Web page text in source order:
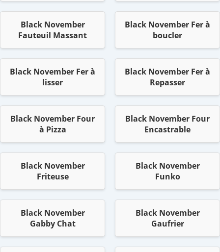
Black November
Fauteuil Massant
Black November Fer à
boucler
Black November Fer à
lisser
Black November Fer à
Repasser
Black November Four
à Pizza
Black November Four
Encastrable
Black November
Friteuse
Black November
Funko
Black November
Gabby Chat
Black November
Gaufrier